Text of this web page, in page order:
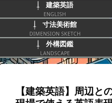
建築英語
ENGLISH
寸法美術館
DIMENSION SKETCH
外構図鑑
LANDSCAPE
【建築英語】周辺と